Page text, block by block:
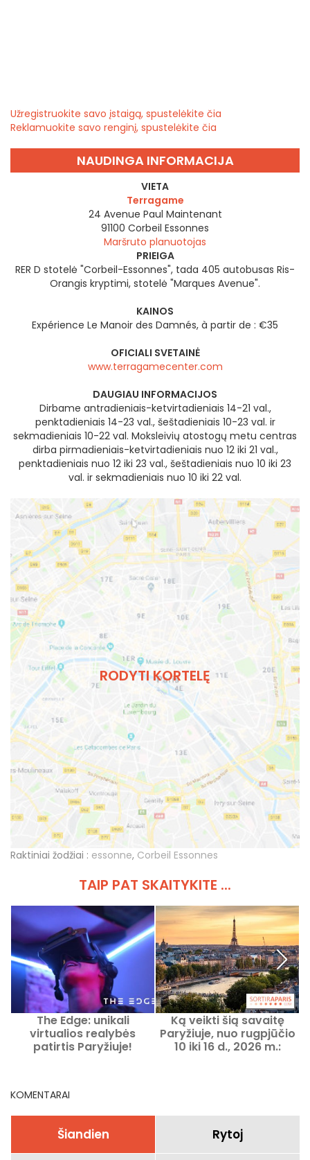
Užregistruokite savo įstaigą, spustelėkite čia
Reklamuokite savo renginį, spustelėkite čia
NAUDINGA INFORMACIJA
VIETA
Terragame
24 Avenue Paul Maintenant
91100 Corbeil Essonnes
Maršruto planuotojas
PRIEIGA
RER D stotelė "Corbeil-Essonnes", tada 405 autobusas Ris-
Orangis kryptimi, stotelė "Marques Avenue".
KAINOS
Expérience Le Manoir des Damnés, à partir de : €35
OFICIALI SVETAINĖ
www.terragamecenter.com
DAUGIAU INFORMACIJOS
Dirbame antradieniais-ketvirtadieniais 14-21 val.,
penktadieniais 14-23 val., šeštadieniais 10-23 val. ir
sekmadieniais 10-22 val. Moksleivių atostogų metu centras
dirba pirmadieniais-ketvirtadieniais nuo 12 iki 21 val.,
penktadieniais nuo 12 iki 23 val., šeštadieniais nuo 10 iki 23
val. ir sekmadieniais nuo 10 iki 22 val.
RODYTI KORTELĘ
Raktiniai žodžiai : essonne, Corbeil Essonnes
TAIP PAT SKAITYKITE ...
The Edge: unikali
virtualios realybės
patirtis Paryžiuje!
Ką veikti šią savaitę
Paryžiuje, nuo rugpjūčio
10 iki 16 d., 2026 m.:
KOMENTARAI
Šiandien Rytoj